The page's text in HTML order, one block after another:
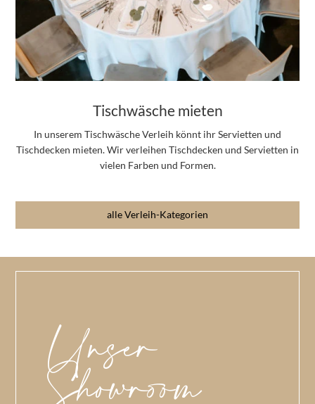
Tischwäsche mieten
In unserem Tischwäsche Verleih könnt ihr Servietten und
Tischdecken mieten. Wir verleihen Tischdecken und Servietten in
vielen Farben und Formen.
alle Verleih-Kategorien
Unser